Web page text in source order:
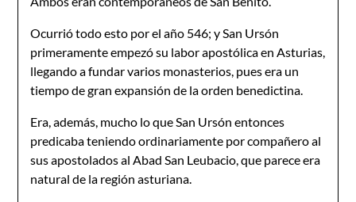
Ocurrió todo esto por el año 546; y San Ursón
primeramente empezó su labor apostólica en Asturias,
llegando a fundar varios monasterios, pues era un
tiempo de gran expansión de la orden benedictina.
Era, además, mucho lo que San Ursón entonces
predicaba teniendo ordinariamente por compañero al
sus apostolados al Abad San Leubacio, que parece era
natural de la región asturiana.